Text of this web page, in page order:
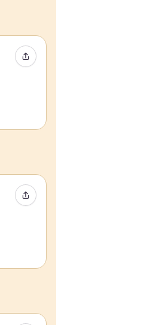
イベントをシェア
イベントをシェア